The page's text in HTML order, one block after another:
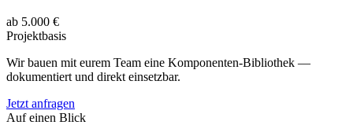
ab 5.000 €
Projektbasis
Wir bauen mit eurem Team eine Komponenten-Bibliothek —
dokumentiert und direkt einsetzbar.
Jetzt anfragen
Auf einen Blick